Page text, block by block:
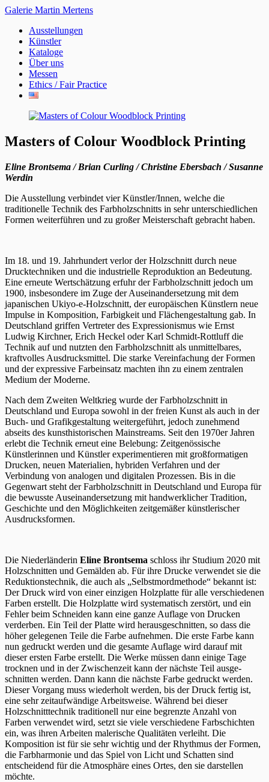
Galerie Martin Mertens
Ausstellungen
Künstler
Kataloge
Über uns
Messen
Ethics / Fair Practice
Masters of Colour Woodblock Printing
Eline Brontsema/ Brian Curling / Christine Ebersbach / Susanne
Werdin
Die Ausstellung verbindet vier Künstler/Innen, welche die
traditionelle Technik des Farbholzschnitts in sehr unterschiedlichen
Formen weiterführen und zu großer Meisterschaft gebracht haben.
Im 18. und 19. Jahrhundert verlor der Holzschnitt durch neue
Drucktechniken und die industrielle Reproduktion an Bedeutung.
Eine erneute Wertschätzung erfuhr der Farbholzschnitt jedoch um
1900, insbesondere im Zuge der Auseinandersetzung mit dem
japanischen Ukiyo-e-Holzschnitt, der europäischen Künstlern neue
Impulse in Komposition, Farbigkeit und Flächengestaltung gab. In
Deutschland griffen Vertreter des Expressionismus wie Ernst
Ludwig Kirchner, Erich Heckel oder Karl Schmidt-Rottluff die
Technik auf und nutzten den Farbholzschnitt als unmittelbares,
kraftvolles Ausdrucksmittel. Die starke Vereinfachung der Formen
und der expressive Farbeinsatz machten ihn zu einem zentralen
Medium der Moderne.
Nach dem Zweiten Weltkrieg wurde der Farbholzschnitt in
Deutschland und Europa sowohl in der freien Kunst als auch in der
Buch- und Grafikgestaltung weitergeführt, jedoch zunehmend
abseits des kunsthistorischen Mainstreams. Seit den 1970er Jahren
erlebt die Technik erneut eine Belebung: Zeitgenössische
Künstlerinnen und Künstler experimentieren mit großformatigen
Drucken, neuen Materialien, hybriden Verfahren und der
Verbindung von analogen und digitalen Prozessen. Bis in die
Gegenwart steht der Farbholzschnitt in Deutschland und Europa für
die bewusste Auseinandersetzung mit handwerklicher Tradition,
Geschichte und den Möglichkeiten zeitgemäßer künstlerischer
Ausdrucksformen.
Die Niederländerin Eline Brontsema schloss ihr Studium 2020 mit
Holzschnitten und Gemälden ab. Für ihre Drucke verwendet sie die
Reduktionstechnik, die auch als „Selbstmordmethode“ bekannt ist:
Der Druck wird von einer einzigen Holzplatte für alle verschiedenen
Farben erstellt. Die Holzplatte wird systematisch zerstört, und ein
Fehler beim Schneiden kann eine ganze Auflage von Drucken
verderben. Ein Teil der Platte wird herausgeschnitten, so dass die
höher gelegenen Teile die Farbe aufnehmen. Die erste Farbe kann
nun gedruckt werden und die gesamte Auflage wird darauf mit
dieser ersten Farbe erstellt. Die Werke müssen dann einige Tage
trocknen und in der Zwischenzeit kann der nächste Teil ausge-
schnitten werden. Dann kann die nächste Farbe gedruckt werden.
Dieser Vorgang muss wiederholt werden, bis der Druck fertig ist,
eine sehr zeitaufwändige Arbeitsweise. Während bei dieser
Holzschnitttechnik traditionell nur eine begrenzte Anzahl von
Farben verwendet wird, setzt sie viele verschiedene Farbschichten
ein, was ihren Arbeiten malerische Qualitäten verleiht. Die
Komposition ist für sie sehr wichtig und der Rhythmus der Formen,
die Farbharmonie und das Spiel von Licht und Schatten sind
entscheidend für die Atmosphäre eines Ortes, den sie darstellen
möchte.